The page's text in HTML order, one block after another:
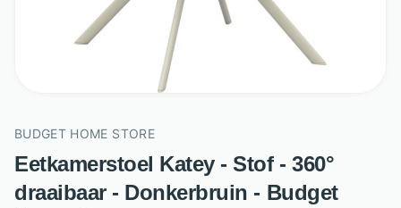
BUDGET HOME STORE
Eetkamerstoel Katey - Stof - 360°
draaibaar - Donkerbruin - Budget